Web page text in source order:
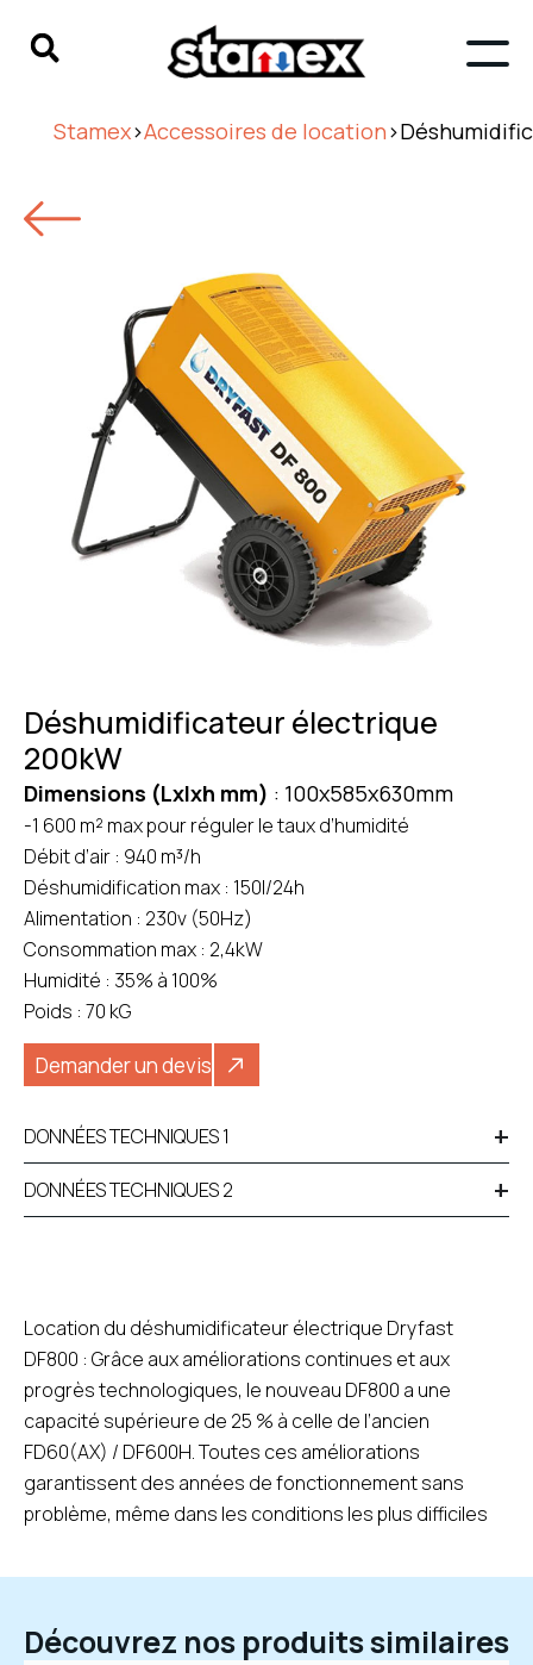
Stamex>Accessoires de location>
Déshumidificateur électrique
200kW
Dimensions (Lxlxh mm) : 100x585x630mm
-1 600 m² max pour réguler le taux d’humidité
Débit d’air : 940 m³/h
Déshumidification max : 150l/24h
Alimentation : 230v (50Hz)
Consommation max : 2,4kW
Humidité : 35% à 100%
Poids : 70 kG
Demander un devis
DONNÉES TECHNIQUES 1
DONNÉES TECHNIQUES 2
Location du déshumidificateur électrique Dryfast
DF800 : Grâce aux améliorations continues et aux
progrès technologiques, le nouveau DF800 a une
capacité supérieure de 25 % à celle de l’ancien
FD60(AX) / DF600H. Toutes ces améliorations
garantissent des années de fonctionnement sans
problème, même dans les conditions les plus difficiles
Découvrez nos produits similaires